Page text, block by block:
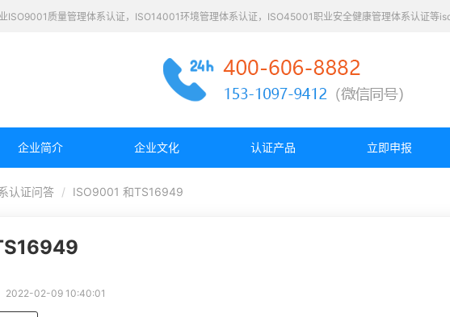
ISO9001质量管理体系认证，ISO14001环境管理体系认证，ISO45001职业安全健康管理体系认证等
企业简介 企业文化 认证产品 立即申报
认证问答 ISO9001 和TS16949
2022-02-09 10:40:01